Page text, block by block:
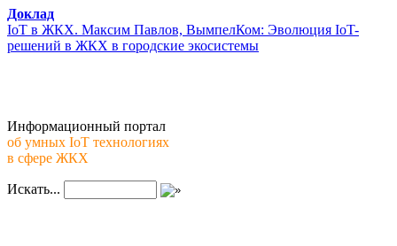
Доклад
IoT в ЖКХ. Максим Павлов, ВымпелКом: Эволюция IoT-
решений в ЖКХ в городские экосистемы
Информационный портал
об умных IoT технологиях
в сфере ЖКХ
Искать...